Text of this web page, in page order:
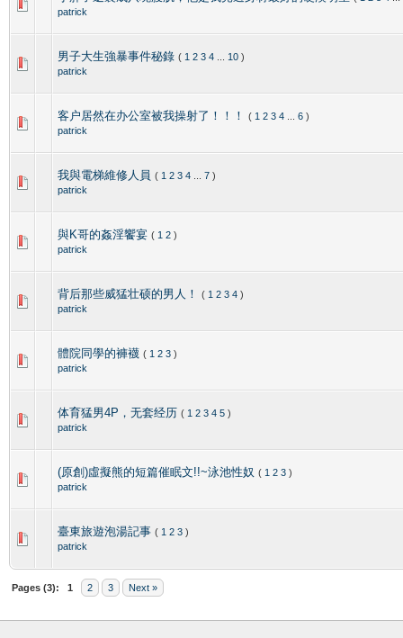
patrick
男子大生強暴事件秘錄 ( 1 2 3 4 10 )
patrick
客户居然在办公室被我操射了！！！ ( 1 2 3 4 6 )
patrick
我與電梯維修人員 ( 1 2 3 4 7 )
patrick
與K哥的姦淫饗宴 ( 1 2 )
patrick
背后那些威猛壮硕的男人！ ( 1 2 3 4 )
patrick
體院同學的褲襪 ( 1 2 3 )
patrick
体育猛男4P，无套经历 ( 1 2 3 4 5 )
patrick
(原創)虛擬熊的短篇催眠文!!~泳池性奴 ( 1 2 3 )
patrick
臺東旅遊泡湯記事 ( 1 2 3 )
patrick
Pages (3): 1 2 3 Next »